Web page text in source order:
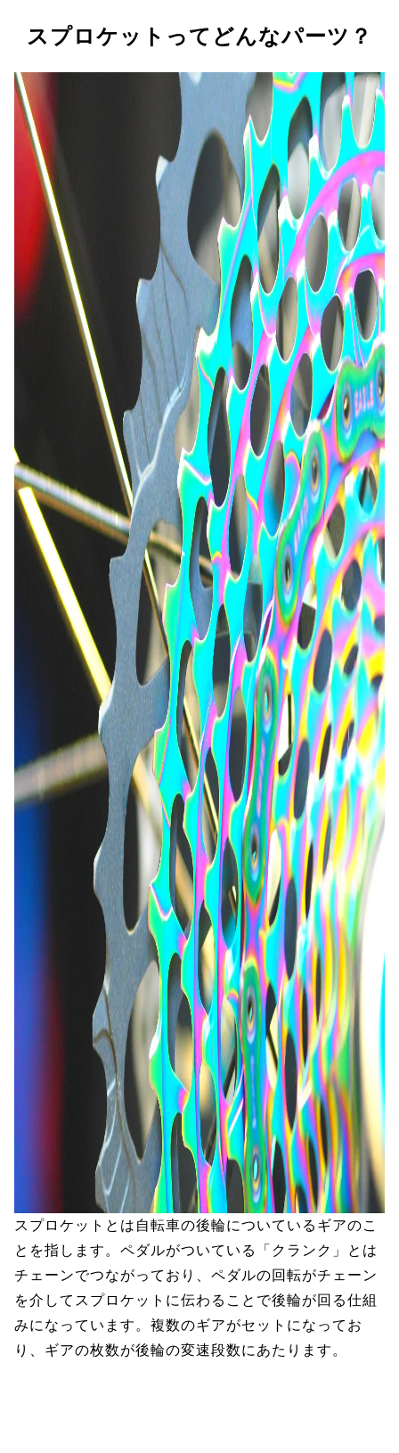
スプロケットってどんなパーツ？
スプロケットとは自転車の後輪についているギアのこ
とを指します。ペダルがついている「クランク」とは
チェーンでつながっており、ペダルの回転がチェーン
を介してスプロケットに伝わることで後輪が回る仕組
みになっています。複数のギアがセットになってお
り、ギアの枚数が後輪の変速段数にあたります。